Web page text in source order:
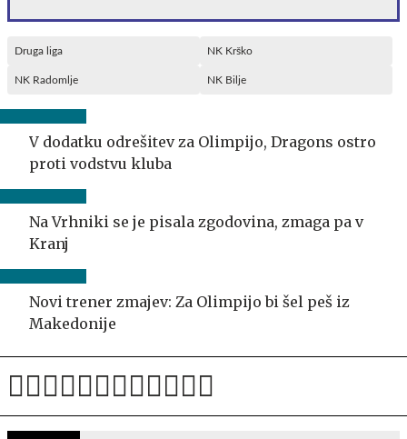
Druga liga NK Krško
NK Radomlje NK Bilje
V dodatku odrešitev za Olimpijo, Dragons ostro
proti vodstvu kluba
Na Vrhniki se je pisala zgodovina, zmaga pa v
Kranj
Novi trener zmajev: Za Olimpijo bi šel peš iz
Makedonije